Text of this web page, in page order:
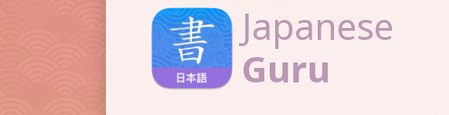
Japanese
Guru